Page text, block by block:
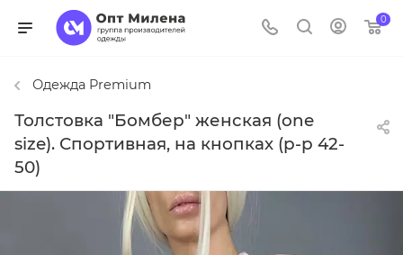
0
Одежда Premium
Толстовка "Бомбер" женская (one
size). Спортивная, на кнопках (р-р 42-
50)